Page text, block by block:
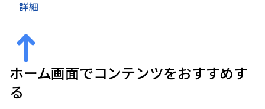
詳細
ホーム画面でコンテンツをおすすめす
る